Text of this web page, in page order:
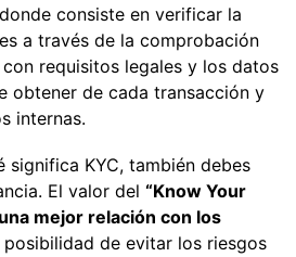
consiste en verificar la
a través de la comprobación
requisitos legales y los datos
obtener de cada transacción y
internas.
significa KYC, también debes
El valor del “Know Your
mejor relación con los
posibilidad de evitar los riesgos